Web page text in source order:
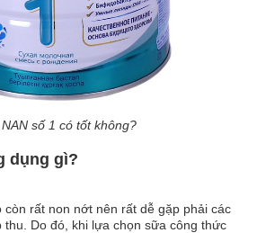
số 1 có tốt không?
dụng gì?
còn rất non nớt nên rất dễ gặp phải các
thu. Do đó, khi lựa chọn sữa công thức